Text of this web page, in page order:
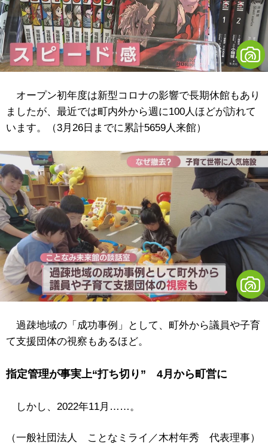
オープン初年度は新型コロナの影響で長期休館もあり
ましたが、最近では町内外から週に100人ほどが訪れて
います。（3月26日までに累計5659人来館）
過疎地域の「成功事例」として、町外から議員や子育
て支援団体の視察もあるほど。
指定管理が事実上“打ち切り” 4月から町営に
しかし、2022年11月……。
（一般社団法人 ことなミライ／木村年秀 代表理事）